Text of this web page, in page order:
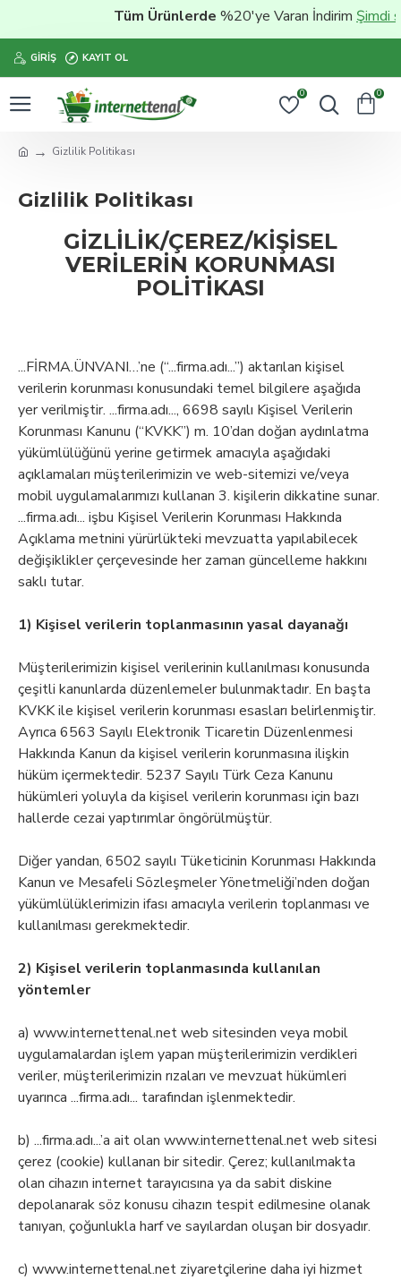
Tüm Ürünlerde%20'ye Varan İndirimŞimdi satın al
GIRIŞ KAYIT OL
0 0
Gizlilik Politikası
Gizlilik Politikası
GİZLİLİK/ÇEREZ/KİŞİSEL
VERİLERİN KORUNMASI
POLİTİKASI
...FİRMA.ÜNVANI…’ne (“...firma.adı...”) aktarılan kişisel
verilerin korunması konusundaki temel bilgilere aşağıda
yer verilmiştir. ...firma.adı..., 6698 sayılı Kişisel Verilerin
Korunması Kanunu (“KVKK”) m. 10’dan doğan aydınlatma
yükümlülüğünü yerine getirmek amacıyla aşağıdaki
açıklamaları müşterilerimizin ve web-sitemizi ve/veya
mobil uygulamalarımızı kullanan 3. kişilerin dikkatine sunar.
...firma.adı... işbu Kişisel Verilerin Korunması Hakkında
Açıklama metnini yürürlükteki mevzuatta yapılabilecek
değişiklikler çerçevesinde her zaman güncelleme hakkını
saklı tutar.
1) Kişisel verilerin toplanmasının yasal dayanağı
Müşterilerimizin kişisel verilerinin kullanılması konusunda
çeşitli kanunlarda düzenlemeler bulunmaktadır. En başta
KVKK ile kişisel verilerin korunması esasları belirlenmiştir.
Ayrıca 6563 Sayılı Elektronik Ticaretin Düzenlenmesi
Hakkında Kanun da kişisel verilerin korunmasına ilişkin
hüküm içermektedir. 5237 Sayılı Türk Ceza Kanunu
hükümleri yoluyla da kişisel verilerin korunması için bazı
hallerde cezai yaptırımlar öngörülmüştür.
Diğer yandan, 6502 sayılı Tüketicinin Korunması Hakkında
Kanun ve Mesafeli Sözleşmeler Yönetmeliği’nden doğan
yükümlülüklerimizin ifası amacıyla verilerin toplanması ve
kullanılması gerekmektedir.
2) Kişisel verilerin toplanmasında kullanılan
yöntemler
a) www.internettenal.net web sitesinden veya mobil
uygulamalardan işlem yapan müşterilerimizin verdikleri
veriler, müşterilerimizin rızaları ve mevzuat hükümleri
uyarınca ...firma.adı... tarafından işlenmektedir.
b) ...firma.adı...’a ait olan www.internettenal.net web sitesi
çerez (cookie) kullanan bir sitedir. Çerez; kullanılmakta
olan cihazın internet tarayıcısına ya da sabit diskine
depolanarak söz konusu cihazın tespit edilmesine olanak
tanıyan, çoğunlukla harf ve sayılardan oluşan bir dosyadır.
c) www.internettenal.net ziyaretçilerine daha iyi hizmet